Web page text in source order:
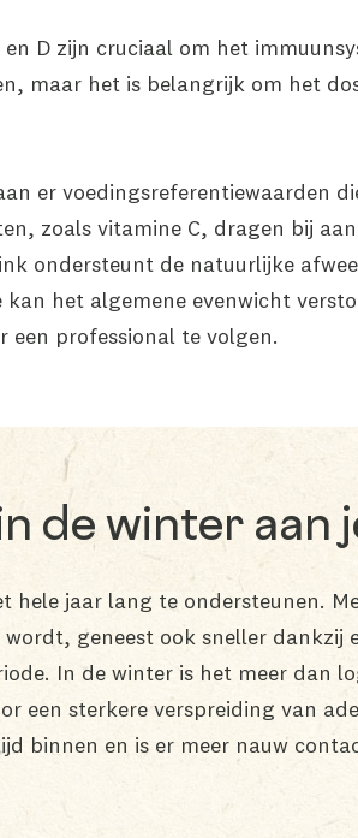
D zijn cruciaal om het
maar het is belangrijk om het
er voedingsreferentiewaarden
zoals vitamine C, dragen bij
ondersteunt de natuurlijke
het algemene evenwicht
een professional te volgen.
de winter aan
hele jaar lang te ondersteunen.
geneest ook sneller
In de winter is het meer dan
een sterkere verspreiding van
binnen en is er meer nauw